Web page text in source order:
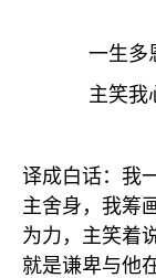
一生多
主笑我
译成白话：我
主舍身，我筹
为力，主笑着
就是谦卑与他